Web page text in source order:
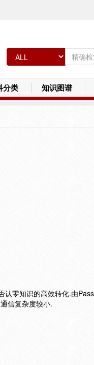
分类 知识图谱
认零知识的高效转化.由
信复杂度较小.